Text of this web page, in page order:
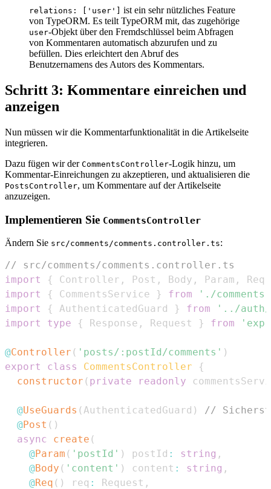
relations: ['user']
ist ein sehr nützliches Feature
von TypeORM. Es teilt TypeORM mit, das zugehörige
user-Objekt über den Fremdschlüssel beim Abfragen
von Kommentaren automatisch abzurufen und zu
befüllen. Dies erleichtert den Abruf des
Benutzernamens des Autors des Kommentars.
Schritt 3: Kommentare einreichen und
anzeigen
Nun müssen wir die Kommentarfunktionalität in die Artikelseite
integrieren.
Dazu fügen wir der CommentsController-Logik hinzu, um
Kommentar-Einreichungen zu akzeptieren, und aktualisieren die
PostsController, um Kommentare auf der Artikelseite
anzuzeigen.
Implementieren Sie CommentsController
Ändern Sie src/comments/comments.controller.ts:
// src/comments/comments.controller.ts
import
{ Controller , Post , Body , Param , Req
import
{ CommentsService } from
'./
import
{ AuthenticatedGuard } from
'../auth/
import
type { Response , Request } from
@Controller ( 'posts/:postId/comments' )
export
class CommentsController
{
constructor ( private readonly
@UseGuards (AuthenticatedGuard )
//
@Post ( )
async
create (
@Param ( 'postId' ) postId : string ,
@Body ( 'content' ) content : string ,
@Req ( ) req : Request ,